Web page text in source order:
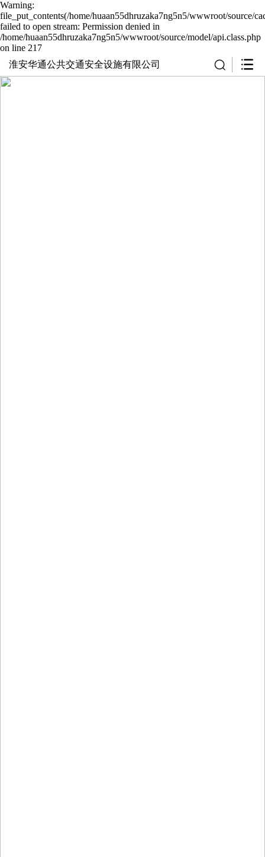
Warning:
file_put_contents(/home/huaan55dhruzaka7ng5n5/wwwroot/source/
failed to open stream: Permission denied in
/home/huaan55dhruzaka7ng5n5/wwwroot/source/model/api.class.php
on line 217
淮安华通公共交通安全设施有限公司